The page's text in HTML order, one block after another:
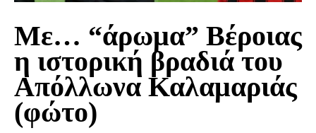
Με… “άρωμα” Βέροιας
η ιστορική βραδιά του
Απόλλωνα Καλαμαριάς
(φώτο)